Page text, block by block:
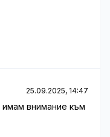
25.09.2025, 14:47
имам внимание към